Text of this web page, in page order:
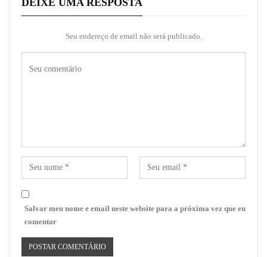
DEIXE UMA RESPOSTA
Seu endereço de email não será publicado.
Salvar meu nome e email neste website para a próxima vez que eu
comentar